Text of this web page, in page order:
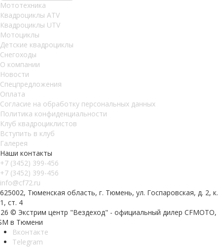
Мототехника
Квадроциклы ATV
Квадроциклы UTV
Мотоциклы
Детские квадроциклы
Снегоходы
О компании
Новости
Спецпредложения
Оплата
Согласие на обработку персональных данных
Политика конфиденциальности
Клуб квадроциклистов
Вступить в клуб
Галерея
Наши контакты
+7 (3452) 399-456
+7 (3452) 399-456
info@cf72.ru
625002, Тюменская область, г. Тюмень, ул. Госпаровская, д. 2, к.
1, ст. 4
© Экстрим центр "Вездеход" - официальный дилер CFMOTO,
в Тюмени
Вконтакте
Telegram